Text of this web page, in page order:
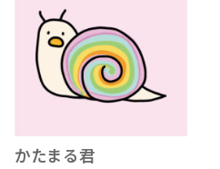
かたまる君